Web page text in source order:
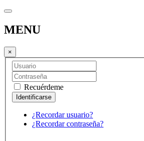
MENU
×
Recuérdeme
¿Recordar usuario?
¿Recordar contraseña?